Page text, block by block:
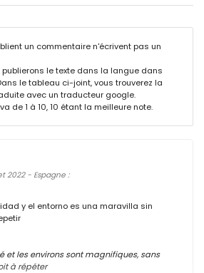
un commentaire n'écrivent pas un
publierons le texte dans la langue dans
le tableau ci-joint, vous trouverez la
avec un traducteur google.
de 1 à 10, 10 étant la meilleure note.
2022 - Espagne :
y el entorno es una maravilla sin
et les environs sont magnifiques, sans
à répéter